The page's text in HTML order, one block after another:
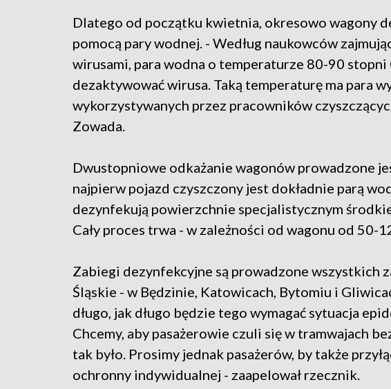
Dlatego od początku kwietnia, okresowo wagony
pomocą pary wodnej. - Według naukowców
wirusami, para wodna o temperaturze 80-90 stopni
dezaktywować wirusa. Taką temperaturę ma para
wykorzystywanych przez pracowników
Zowada.
Dwustopniowe odkażanie wagonów prowadzone
najpierw pojazd czyszczony jest dokładnie parą
dezynfekują powierzchnie specjalistycznym
Cały proces trwa - w zależności od wagonu od 50-
Zabiegi dezynfekcyjne są prowadzone wszystkich
Śląskie - w Będzinie, Katowicach, Bytomiu i
długo, jak długo będzie tego wymagać sytuacja
Chcemy, aby pasażerowie czuli się w tramwajach
tak było. Prosimy jednak pasażerów, by także
ochronny indywidualnej - zaapelował rzecznik.